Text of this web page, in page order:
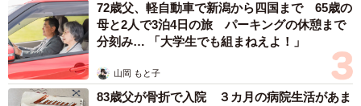
72歳父、軽自動車で新潟から四国まで 65歳の
母と2人で3泊4日の旅 パーキングの休憩まで
分刻み… 「大学生でも組まねえよ！」
山岡 もと子
83歳父が骨折で入院 ３カ月の病院生活があま